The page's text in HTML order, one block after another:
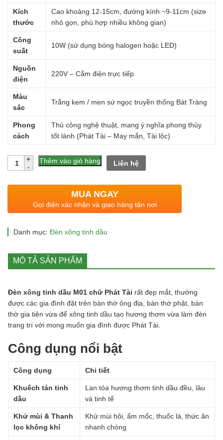
Kích
thước
Cao khoảng 12-15cm, đường kính ~9-11cm (size
nhỏ gọn, phù hợp nhiều không gian)
Công
suất
10W (sử dụng bóng halogen hoặc LED)
Nguồn
điện
220V – Cắm điện trực tiếp
Màu
sắc
Trắng kem / men sứ ngọc truyền thống Bát Tràng
Phong
cách
Thủ công nghệ thuật, mang ý nghĩa phong thủy
tốt lành (Phát Tài – May mắn, Tài lộc)
lượng
Thêm vào giỏ hàng Liên hệ
MUA NGAY
Gọi điện xác nhận và giao hàng tận nơi
Danh mục: Đèn xông tinh dầu
MÔ TẢ SẢN PHẨM
Đèn xông tinh dầu M01 chữ Phát Tài rất đẹp mắt, thường
được các gia đình đặt trên bàn thờ ông địa, bàn thờ phật, bàn
thờ gia tiên vừa để xông tinh dầu tạo hương thơm vừa làm đèn
trang trí với mong muốn gia đình được Phát Tài.
Công dụng nổi bật
Công dụng Chi tiết
Khuếch tán tinh
dầu
Lan tỏa hương thơm tinh dầu đều, lâu
và tinh tế
Khử mùi & Thanh
lọc không khí
Khử mùi hôi, ẩm mốc, thuốc lá, thức ăn
nhanh chóng